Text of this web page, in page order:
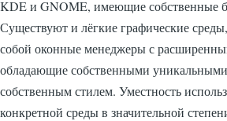
KDE и GNOME, имеющие собственные
Существуют и лёгкие графические
собой оконные менеджеры с
обладающие собственными
собственным стилем. Уместность
конкретной среды в значительной